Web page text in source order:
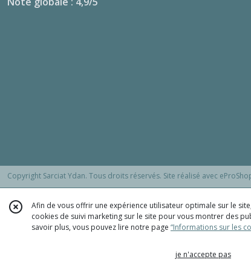
Copyright Sarciat Ydan. Tous droits réservés. Site réalisé avec
Afin de vous offrir une expérience utilisateur optimale sur le
cookies de suivi marketing sur le site pour vous montrer des
savoir plus, vous pouvez lire notre page “Informations sur les
je n'accepte pas